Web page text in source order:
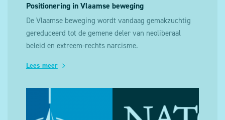
Positionering in Vlaamse beweging
De Vlaamse beweging wordt vandaag gemakzuchtig
gereduceerd tot de gemene deler van neoliberaal
beleid en extreem-rechts narcisme.
Lees meer